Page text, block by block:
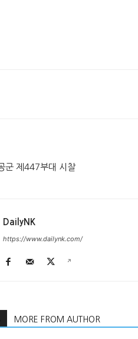
군 제447부대 시찰
DailyNK
https://www.dailynk.com/
MORE FROM AUTHOR